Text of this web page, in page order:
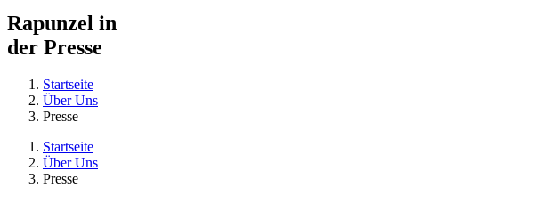
Rapunzel in
der Presse
Startseite
Über Uns
Presse
Startseite
Über Uns
Presse